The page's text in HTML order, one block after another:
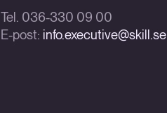
Tel. 036-330 09 00
E-post: info.executive@skill.se